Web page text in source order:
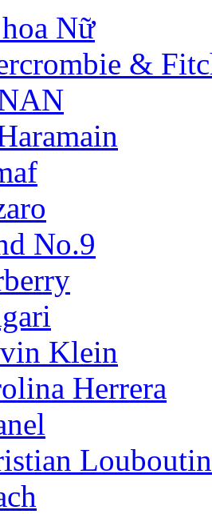
Nữ
&
No.9
Klein
Herrera
Louboutin